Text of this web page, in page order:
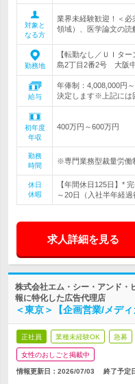
対象と
なる方
業界未経験歓迎！＜
領域）、医学論文の読
勤務地
【転勤なし／ＵＩタ
島2丁目2番2号 大阪
給与
年俸制：4,008,000円
決定します※上記には
初年度
年収
400万円～600万円
勤務
時間
※専門業務型裁量労働
休日
休暇
【年間休日125日】*
～20日（入社半年経過
求人詳細を見る
株式会社エム・シー・アンド・
報に特化した広告代理店
＜東京＞【企画営業/メデ
正社員 業種未経験OK 急募
女性のおしごと掲載中
情報更新日：2026/07/03 終了予定